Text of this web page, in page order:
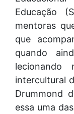
Educação
mentoras
que
quando
lecionando
intercultural
Drummond
essa uma